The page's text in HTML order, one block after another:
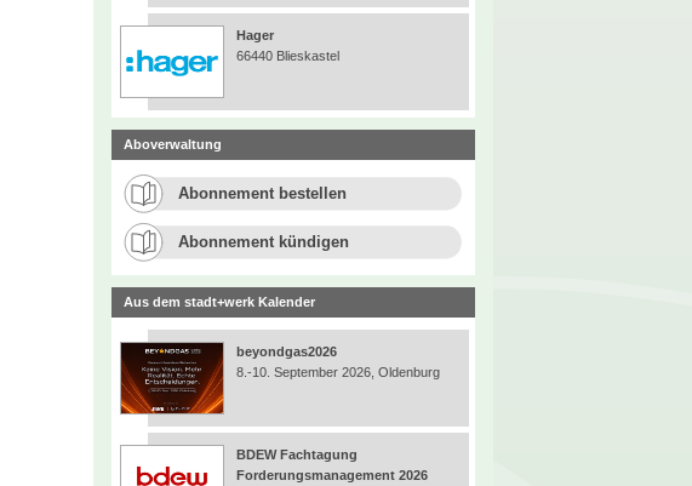
Hager
66440 Blieskastel
Aboverwaltung
Abonnement bestellen
Abonnement kündigen
Aus dem stadt+werk Kalender
beyondgas2026
8.-10. September 2026, Oldenburg
BDEW Fachtagung
Forderungsmanagement 2026